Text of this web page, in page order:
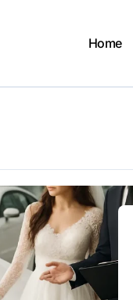
Home